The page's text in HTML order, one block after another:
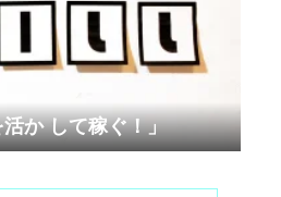
か して稼ぐ！」